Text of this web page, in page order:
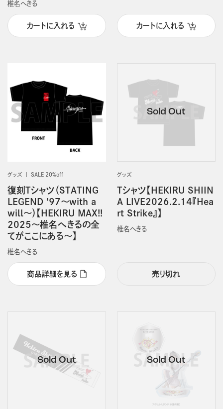
椎名へきる
カートに入れる カートに入れる
グッズ SALE 20%off
復刻Tシャツ（STATING
LEGEND '97～with a
will～）【HEKIRU MAX!!
2025～椎名へきるの全
てがここにある～】
椎名へきる
商品詳細を見る
グッズ
Tシャツ【HEKIRU SHIIN
A LIVE2026.2.14『Hea
rt Strike』】
椎名へきる
売り切れ